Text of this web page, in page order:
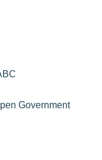
Government